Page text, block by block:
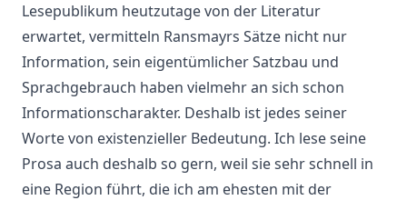
Lesepublikum heutzutage von der Literatur
erwartet, vermitteln Ransmayrs Sätze nicht nur
Information, sein eigentümlicher Satzbau und
Sprachgebrauch haben vielmehr an sich schon
Informationscharakter. Deshalb ist jedes seiner
Worte von existenzieller Bedeutung. Ich lese seine
Prosa auch deshalb so gern, weil sie sehr schnell in
eine Region führt, die ich am ehesten mit der